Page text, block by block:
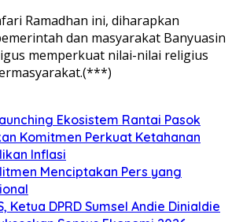
Ramadhan ini, diharapkan
dan masyarakat Banyuasin
memperkuat nilai-nilai religius
Ekosistem Rantai Pasok
Komitmen Perkuat Ketahanan
Inflasi
Menciptakan Pers yang
Ketua DPRD Sumsel Andie Dinialdie